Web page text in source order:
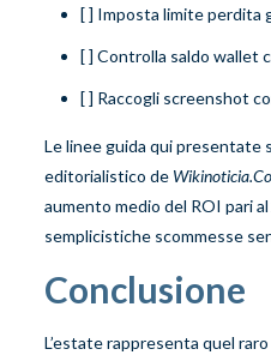
[ ] Imposta limite perdita
[ ] Controlla saldo wallet
[ ] Raccogli screenshot
Le linee guida qui presentate
editorialistico de
aumento medio del ROI pari
semplicistiche scommesse
Conclusione
L’estate rappresenta quel